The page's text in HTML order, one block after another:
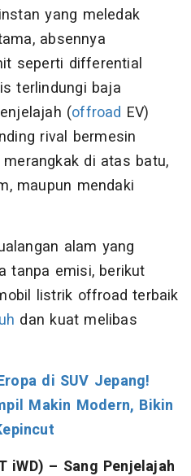
yang meledak
absennya
seperti differential
terlindungi baja
(offroad EV)
rival bermesin
di atas batu,
maupun mendaki
alam yang
tanpa emisi, berikut
listrik offroad terbaik
dan kuat melibas
di SUV Jepang!
Makin Modern, Bikin
iWD) – Sang Penjelajah